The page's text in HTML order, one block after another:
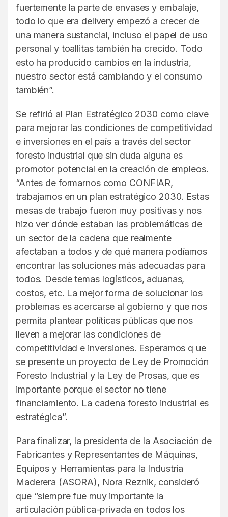
fuertemente la parte de envases y embalaje,
todo lo que era delivery empezó a crecer de
una manera sustancial, incluso el papel de uso
personal y toallitas también ha crecido. Todo
esto ha producido cambios en la industria,
nuestro sector está cambiando y el consumo
también”.
Se refirió al Plan Estratégico 2030 como clave
para mejorar las condiciones de competitividad
e inversiones en el país a través del sector
foresto industrial que sin duda alguna es
promotor potencial en la creación de empleos.
“Antes de formarnos como CONFIAR,
trabajamos en un plan estratégico 2030. Estas
mesas de trabajo fueron muy positivas y nos
hizo ver dónde estaban las problemáticas de
un sector de la cadena que realmente
afectaban a todos y de qué manera podíamos
encontrar las soluciones más adecuadas para
todos. Desde temas logísticos, aduanas,
costos, etc. La mejor forma de solucionar los
problemas es acercarse al gobierno y que nos
permita plantear políticas públicas que nos
lleven a mejorar las condiciones de
competitividad e inversiones. Esperamos q ue
se presente un proyecto de Ley de Promoción
Foresto Industrial y la Ley de Prosas, que es
importante porque el sector no tiene
financiamiento. La cadena foresto industrial es
estratégica”.
Para finalizar, la presidenta de la Asociación de
Fabricantes y Representantes de Máquinas,
Equipos y Herramientas para la Industria
Maderera (ASORA), Nora Reznik, consideró
que “siempre fue muy importante la
articulación pública-privada en todos los